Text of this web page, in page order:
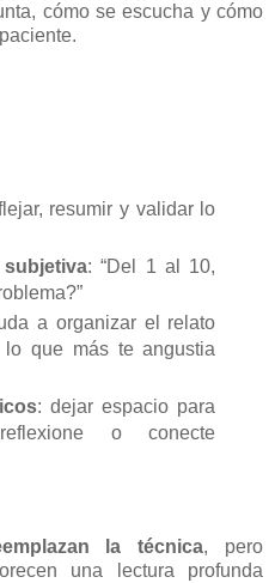
cómo se escucha y cómo
resumir y validar lo
: “Del 1 al 10,
a organizar el relato
lo que más te angustia
: dejar espacio para
o conecte
la técnica, pero
una lectura profunda